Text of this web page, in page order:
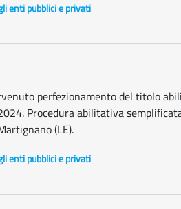
enti pubblici e privati
perfezionamento del titolo
Procedura abilitativa
(LE).
enti pubblici e privati